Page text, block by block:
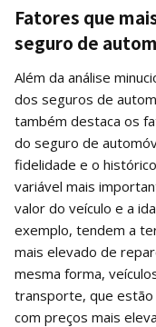
Fatores que
seguro de
Além da análise
dos seguros de
também destaca os
do seguro de
fidelidade e o
variável mais
valor do veículo e a
exemplo, tendem a
mais elevado de
mesma forma,
transporte, que
com preços mais